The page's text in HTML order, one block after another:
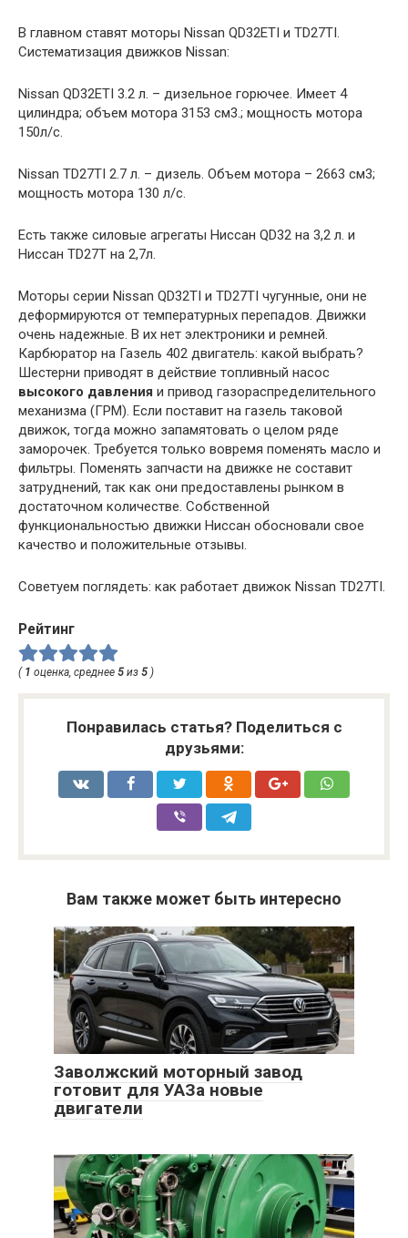
В главном ставят моторы Nissan QD32ETI и TD27TI.
Систематизация движков Nissan:
Nissan QD32ETI 3.2 л. – дизельное горючее. Имеет 4
цилиндра; объем мотора 3153 см3.; мощность мотора
150л/с.
Nissan TD27TI 2.7 л. – дизель. Объем мотора – 2663 см3;
мощность мотора 130 л/с.
Есть также силовые агрегаты Ниссан QD32 на 3,2 л. и
Ниссан TD27T на 2,7л.
Моторы серии Nissan QD32TI и TD27TI чугунные, они не
деформируются от температурных перепадов. Движки
очень надежные. В их нет электроники и ремней.
Карбюратор на Газель 402 двигатель: какой выбрать?
Шестерни приводят в действие топливный насос
высокого давления и привод газораспределительного
механизма (ГРМ). Если поставит на газель таковой
движок, тогда можно запамятовать о целом ряде
заморочек. Требуется только вовремя поменять масло и
фильтры. Поменять запчасти на движке не составит
затруднений, так как они предоставлены рынком в
достаточном количестве. Собственной
функциональностью движки Ниссан обосновали свое
качество и положительные отзывы.
Советуем поглядеть: как работает движок Nissan TD27TI.
Рейтинг
( 1 оценка, среднее 5 из 5 )
Понравилась статья? Поделиться с
друзьями:
Вам также может быть интересно
Заволжский моторный завод
готовит для УАЗа новые
двигатели